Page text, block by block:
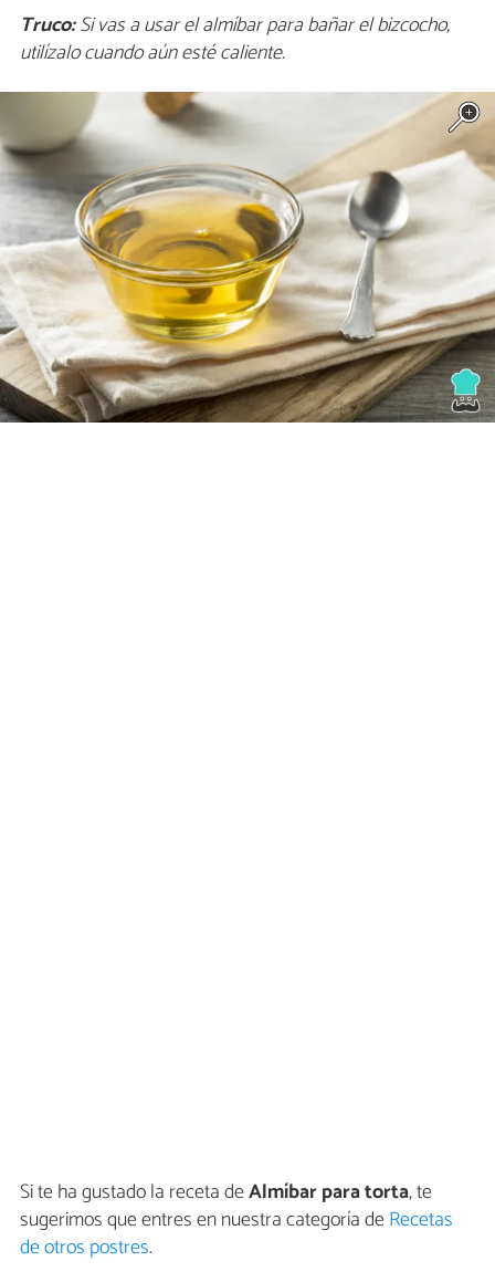
Truco:Si vas a usar el almíbar para bañar el bizcocho,
utilízalo cuando aún esté caliente.
Si te ha gustado la receta deAlmíbar para torta, te
sugerimos que entres en nuestra categoría deRecetas
de otros postres.